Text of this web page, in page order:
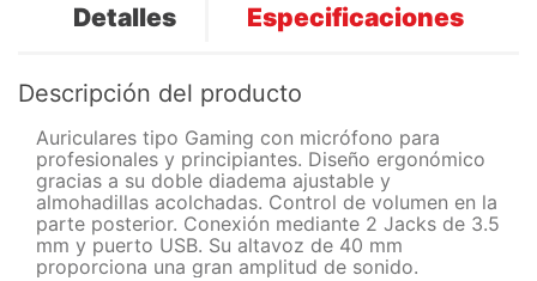
Detalles Especificaciones
Descripción del producto
Auriculares tipo Gaming con micrófono para
profesionales y principiantes. Diseño ergonómico
gracias a su doble diadema ajustable y
almohadillas acolchadas. Control de volumen en la
parte posterior. Conexión mediante 2 Jacks de 3.5
mm y puerto USB. Su altavoz de 40 mm
proporciona una gran amplitud de sonido.